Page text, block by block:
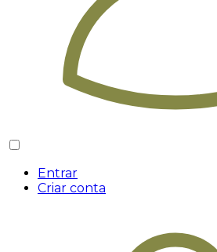
Entrar
Criar conta